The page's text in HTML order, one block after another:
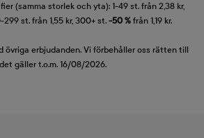
(samma storlek och yta): 1-49 st. från 2,38 kr,
st. från 1,55 kr, 300+ st. -50 % från 1,19 kr.
övriga erbjudanden. Vi förbehåller oss rätten till
gäller t.o.m. 16/08/2026.